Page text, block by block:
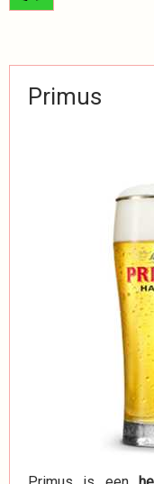
Primus